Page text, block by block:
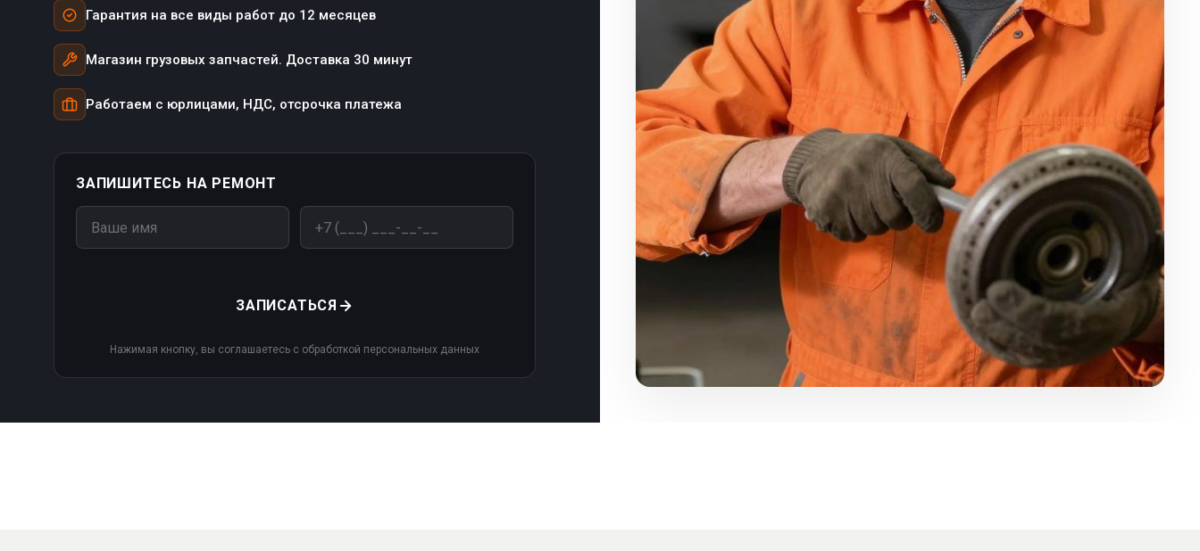
Гарантия на все виды работ до 12 месяцев
Магазин грузовых запчастей. Доставка 30 минут
Работаем с юрлицами, НДС, отсрочка платежа
ЗАПИШИТЕСЬ НА РЕМОНТ
ЗАПИСАТЬСЯ
Нажимая кнопку, вы соглашаетесь с обработкой персональных данных